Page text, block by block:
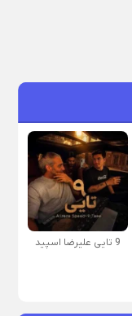
9 تایی علیرضا اسپید